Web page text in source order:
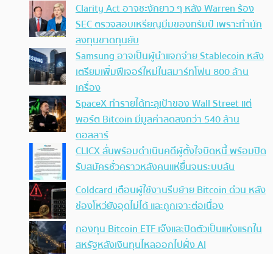
Clarity Act อาจชะงักยาว ๆ หลัง Warren ร้อง
SEC ตรวจสอบเหรียญมีมของทรัมป์ เพราะทำนัก
ลงทุนขาดทุนยับ
Samsung อาจเป็นผู้นำแจกจ่าย Stablecoin หลัง
เตรียมเพิ่มฟีเจอร์ใหม่ในสมาร์ทโฟน 800 ล้าน
เครื่อง
SpaceX ทำรายได้ทะลุเป้าของ Wall Street แต่
พอร์ต Bitcoin มีมูลค่าลดลงกว่า 540 ล้าน
ดอลลาร์
CLICX ลั่นพร้อมดำเนินคดีผู้ตั้งใจบิดหนี้ พร้อมปิด
รับสมัครชั่วคราวหลังคนแห่ยื่นจนระบบล้น
Coldcard เตือนผู้ใช้งานรีบย้าย Bitcoin ด่วน หลัง
ช่องโหว่ยังอุดไม่ได้ และถูกเจาะต่อเนื่อง
กองทุน Bitcoin ETF เจ๊งและปิดตัวเป็นแห่งแรกใน
สหรัฐหลังเงินทุนไหลออกไปฝั่ง AI